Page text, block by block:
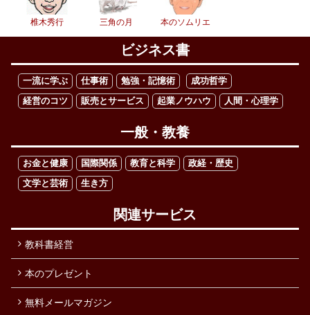
椎木秀行 三角の月 本のソムリエ
ビジネス書
一流に学ぶ 仕事術 勉強・記憶術
成功哲学
経営のコツ
販売とサービス 起業ノウハウ 人間・心理学
一般・教養
お金と健康 国際関係 教育と科学
政経・歴史
文学と芸術
生き方
関連サービス
教科書経営
本のプレゼント
無料メールマガジン